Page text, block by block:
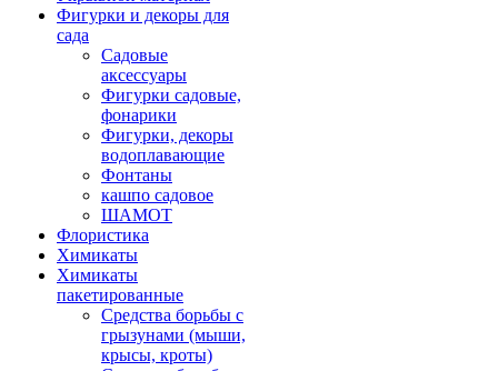
Фигурки и декоры для
сада
Садовые
аксессуары
Фигурки садовые,
фонарики
Фигурки, декоры
водоплавающие
Фонтаны
кашпо садовое
ШАМОТ
Флористика
Химикаты
Химикаты
пакетированные
Средства борьбы с
грызунами (мыши,
крысы, кроты)